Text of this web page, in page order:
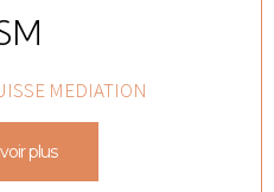
MEDIATION
plus